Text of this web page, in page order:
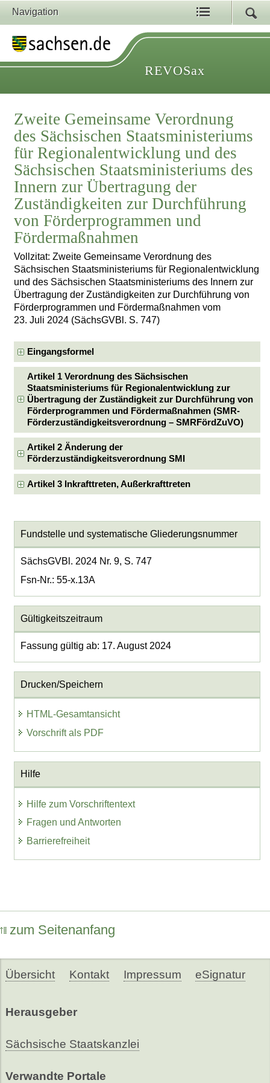
Navigation
REVOSax
Zweite Gemeinsame Verordnung
des Sächsischen Staatsministeriums
für Regionalentwicklung und des
Sächsischen Staatsministeriums des
Innern zur Übertragung der
Zuständigkeiten zur Durchführung
von Förderprogrammen und
Fördermaßnahmen
Vollzitat: Zweite Gemeinsame Verordnung des
Sächsischen Staatsministeriums für Regionalentwicklung
und des Sächsischen Staatsministeriums des Innern zur
Übertragung der Zuständigkeiten zur Durchführung von
Förderprogrammen und Fördermaßnahmen vom
23. Juli 2024 (SächsGVBl. S. 747)
Eingangsformel
Artikel 1 Verordnung des Sächsischen
Staatsministeriums für Regionalentwicklung zur
Übertragung der Zuständigkeit zur Durchführung von
Förderprogrammen und Fördermaßnahmen (SMR-
Förderzuständigkeitsverordnung – SMRFördZuVO)
Artikel 2 Änderung der
Förderzuständigkeitsverordnung SMI
Artikel 3 Inkrafttreten, Außerkrafttreten
Fundstelle und systematische Gliederungsnummer
SächsGVBl. 2024 Nr. 9, S. 747
Fsn-Nr.: 55-x.13A
Gültigkeitszeitraum
Fassung gültig ab: 17. August 2024
Drucken/Speichern
HTML-Gesamtansicht
Vorschrift als PDF
Hilfe
Hilfe zum Vorschriftentext
Fragen und Antworten
Barrierefreiheit
zum Seitenanfang
Übersicht Kontakt Impressum eSignatur
Herausgeber
Sächsische Staatskanzlei
Verwandte Portale